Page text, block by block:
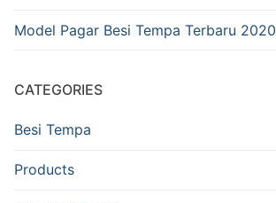
Model Pagar Besi Tempa Terbaru 2020
CATEGORIES
Besi Tempa
Products